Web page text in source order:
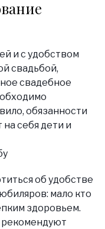
и с удобством
свадьбой,
свадебное
обязанности
на себя дети и
об удобстве
мало кто
здоровьем.
рекомендуют